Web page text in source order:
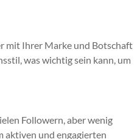
mit Ihrer Marke und Botschaft
was wichtig sein kann, um
Followern, aber wenig
aktiven und engagierten